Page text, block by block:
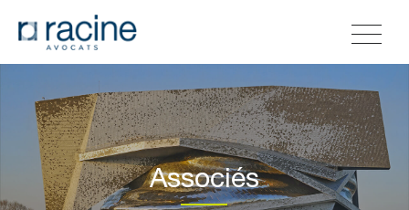
Associés